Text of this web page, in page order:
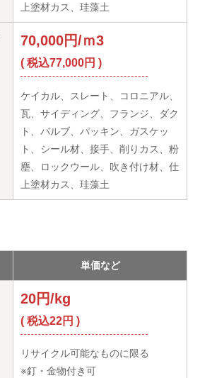
上塗材カス、珪藻土
70,000円/ｍ3
( 税込77,000円 )
ケイカル、スレート、コロニアル、
瓦、サイディング、フランジ、ダク
ト、バルブ、パッキン、ガスケッ
ト、シール材、接手、削りカス、粉
塵、ロックウール、吹き付け材、仕
上塗材カス、珪藻土
単価など
20円/kg
( 税込22円 )
リサイクル可能なものに限る
※釘・金物付き可